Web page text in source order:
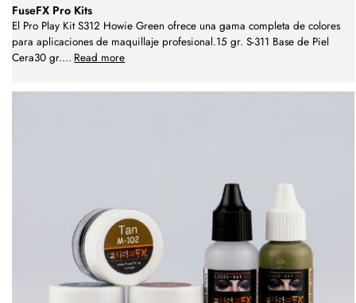
FuseFX Pro Kits
El Pro Play Kit S312 Howie Green ofrece una gama completa de colores
para aplicaciones de maquillaje profesional.15 gr. S-311 Base de Piel
Cera30 gr.... Read more